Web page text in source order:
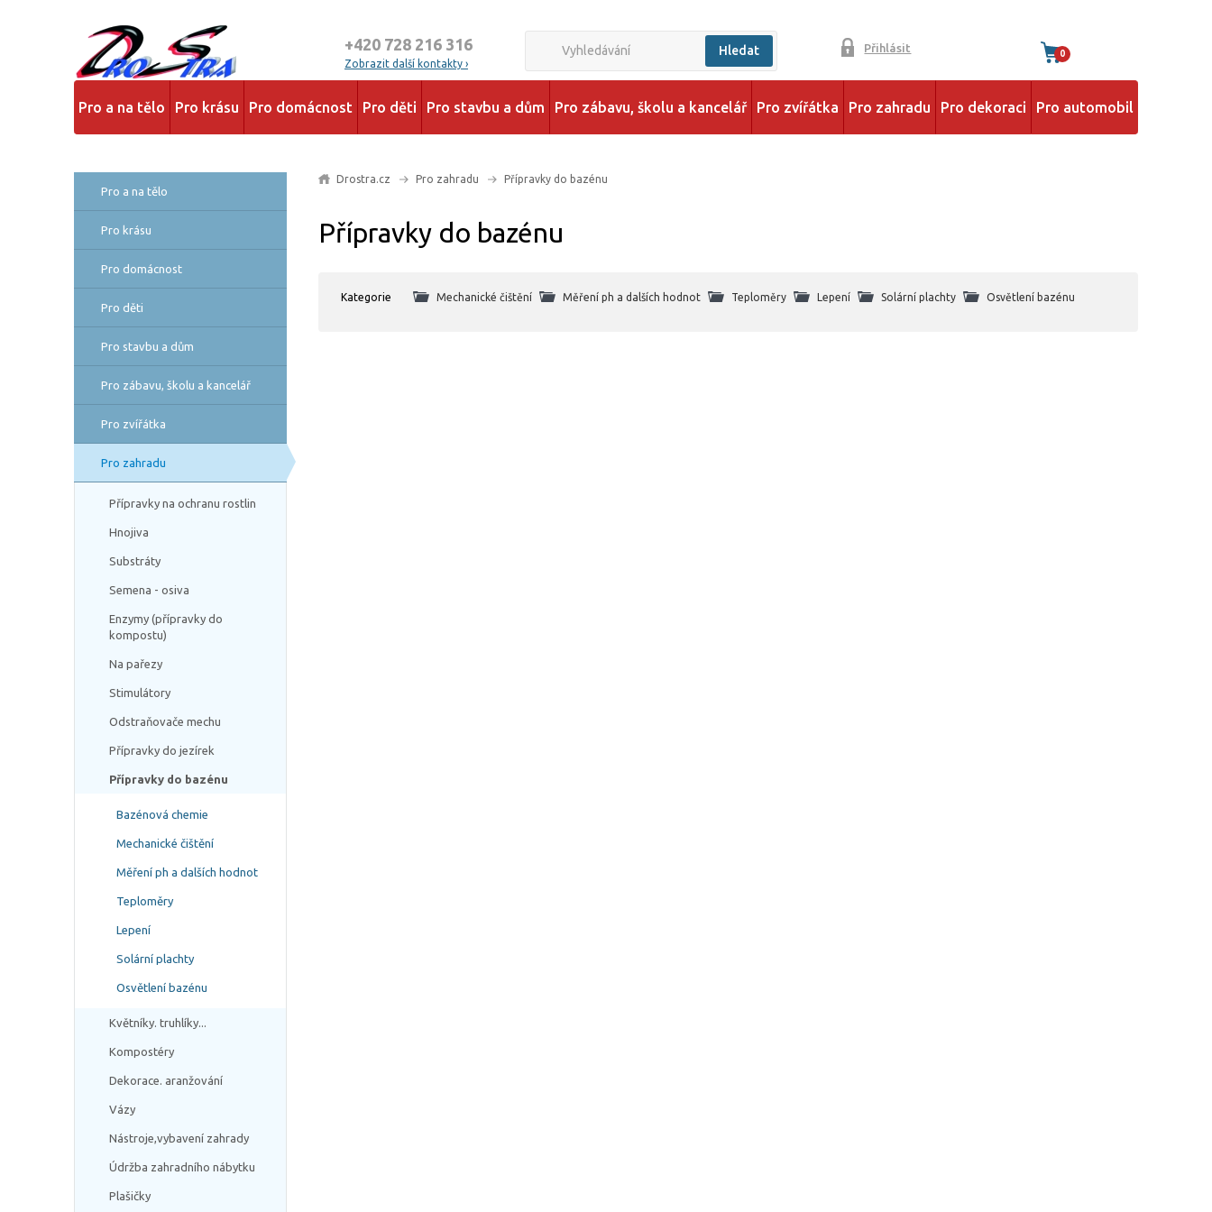
+420 728 216 316
Zobrazit další kontakty ›
Hledat Přihlásit 0
Pro a na tělo Pro krásu Pro domácnost Pro děti Pro stavbu a dům Pro zábavu, školu a kancelář Pro zvířátka Pro zahradu Pro dekoraci Pro automobil
Pro a na tělo
Pro krásu
Pro domácnost
Pro děti
Pro stavbu a dům
Pro zábavu, školu a kancelář
Pro zvířátka
Pro zahradu
Přípravky na ochranu rostlin
Hnojiva
Substráty
Semena - osiva
Enzymy (přípravky do
kompostu)
Na pařezy
Stimulátory
Odstraňovače mechu
Přípravky do jezírek
Přípravky do bazénu
Bazénová chemie
Mechanické čištění
Měření ph a dalších hodnot
Teploměry
Lepení
Solární plachty
Osvětlení bazénu
Květníky. truhlíky...
Kompostéry
Dekorace. aranžování
Vázy
Nástroje,vybavení zahrady
Údržba zahradního nábytku
Plašičky
Drostra.cz Pro zahradu Přípravky do bazénu
Přípravky do bazénu
Kategorie Mechanické čištění Měření ph a dalších hodnot Teploměry Lepení Solární plachty Osvětlení bazénu